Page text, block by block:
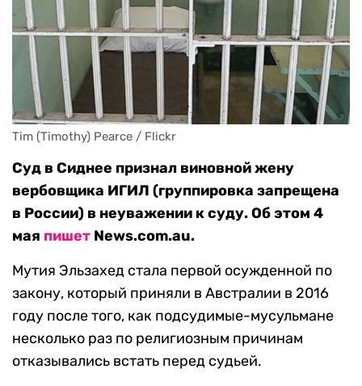
Tim (Timothy) Pearce / Flickr
Суд в Сиднее признал виновной жену
вербовщика ИГИЛ (группировка запрещена
в России) в неуважении к суду. Об этом 4
мая пишет News.com.au.
Мутия Эльзахед стала первой осужденной по
закону, который приняли в Австралии в 2016
году после того, как подсудимые-мусульмане
несколько раз по религиозным причинам
отказывались встать перед судьей.